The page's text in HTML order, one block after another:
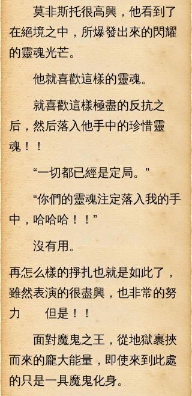
莫非斯托很高興，他看到了
在絕境之中，所爆發出來的閃耀
的靈魂光芒。
他就喜歡這樣的靈魂。
就喜歡這樣極盡的反抗之
后，然后落入他手中的珍惜靈
魂！！
“一切都已經是定局。”
“你們的靈魂注定落入我的手
中，哈哈哈！！”
沒有用。
再怎么樣的掙扎也就是如此了，
雖然表演的很盡興，也非常的努
力 但是！！
面對魔鬼之王，從地獄裹挾
而來的龐大能量，即使來到此處
的只是一具魔鬼化身。